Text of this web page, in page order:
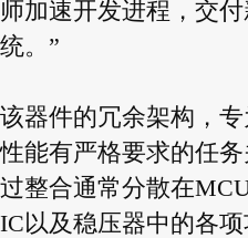
师加速开发进程，交
统。”
该器件的冗余架构，
性能有严格要求的任
过整合通常分散在
IC以及稳压器中的各